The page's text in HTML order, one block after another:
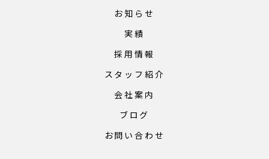
お知らせ
実績
採用情報
スタッフ紹介
会社案内
ブログ
お問い合わせ